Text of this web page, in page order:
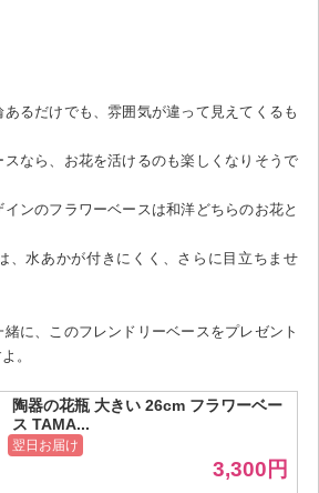
るだけでも、雰囲気が違って見えてくるも
スなら、お花を活けるのも楽しくなりそうで
ンのフラワーベースは和洋どちらのお花と
、水あかが付きにくく、さらに目立ちませ
に、このフレンドリーベースをプレゼント
。